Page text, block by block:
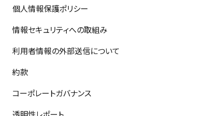
個人情報保護ポリシー
情報セキュリティへの取組み
利用者情報の外部送信について
約款
コーポレートガバナンス